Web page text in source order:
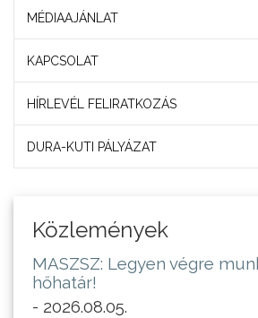
MÉDIAAJÁNLAT
KAPCSOLAT
HÍRLEVÉL FELIRATKOZÁS
DURA-KUTI PÁLYÁZAT
Közlemények
MASZSZ: Legyen végre
hőhatár!
- 2026.08.05.